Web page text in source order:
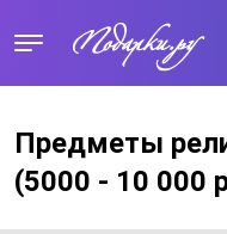
Предметы
(5000 - 10 000